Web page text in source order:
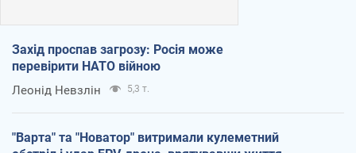
Захід проспав загрозу: Росія може
перевірити НАТО війною
Леонід Невзлін 5,3 т.
"Варта" та "Новатор" витримали кулеметний